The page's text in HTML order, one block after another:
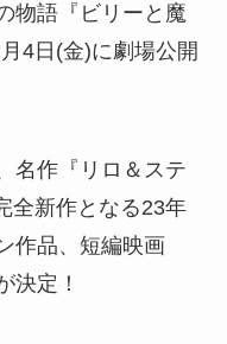
物語『ビリーと魔
4日(金)に劇場公開
名作『リロ＆ステ
全新作となる23年
作品、短編映画
決定！